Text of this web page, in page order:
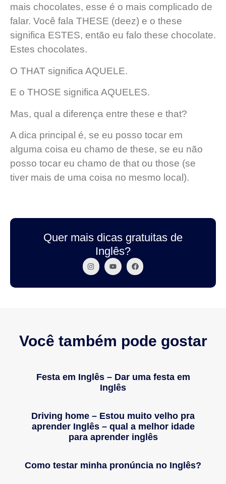
mais chocolates, esse é o mais complicado de
falar. Você fala THESE (deez) e o these
significa ESTES, então eu falo these chocolate.
Estes chocolates.
O THAT significa AQUELE.
E o THOSE significa AQUELES.
Mas, qual a diferença entre these e that?
A dica principal é, se eu posso tocar em
alguma coisa eu chamo de these, se eu não
posso tocar eu chamo de that ou those (se
tiver mais de uma coisa no mesmo local).
Quer mais dicas gratuitas de
Inglês?
Você também pode gostar
Festa em Inglês – Dar uma festa em
Inglês
Driving home – Estou muito velho pra
aprender Inglês – qual a melhor idade
para aprender inglês
Como testar minha pronúncia no Inglês?